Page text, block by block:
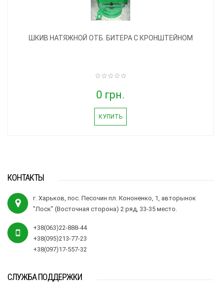
ШКИВ НАТЯЖНОЙ ОТБ. БИТЕРА С КРОНШТЕЙНОМ
0 грн.
КУПИТЬ
КОНТАКТЫ
г. Харьков, пос. Песочин пл. Кононенко, 1, авторынок
"Лоск" (Восточная сторона) 2 ряд, 33-35 место.
+38(063)22-888-44
+38(095)213-77-23
+38(097)17-557-32
СЛУЖБА ПОДДЕРЖКИ